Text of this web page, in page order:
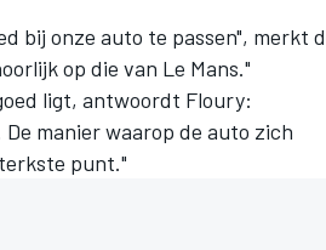
bij onze auto te passen", merkt
op die van Le Mans."
ligt, antwoordt Floury:
manier waarop de auto zich
punt."